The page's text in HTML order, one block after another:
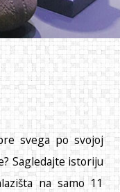
svega po svojoj
Sagledajte istoriju
na samo 11